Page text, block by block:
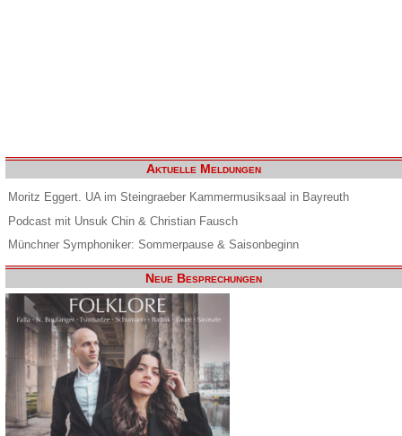
Aktuelle Meldungen
Moritz Eggert. UA im Steingraeber Kammermusiksaal in Bayreuth
Podcast mit Unsuk Chin & Christian Fausch
Münchner Symphoniker: Sommerpause & Saisonbeginn
Neue Besprechungen